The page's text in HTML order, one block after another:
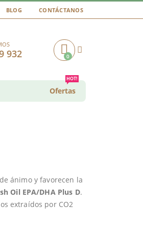
BLOG CONTÁCTANOS
932 Cart0
Ofertas
HOT!
ánimo y favorecen la
Oil EPA/DHA Plus D.
extraídos por CO2